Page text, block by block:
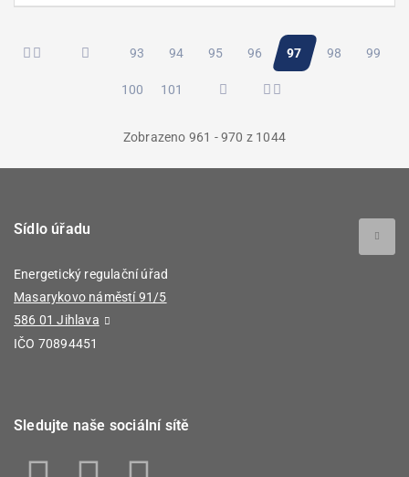
Stránka
93 Stránka
94 Stránka
95 Stránka
96 Aktuální
97 Stránka
98 99
Stránka
100 Stránka
101
Zobrazeno 961 - 970 z 1044
Sídlo úřadu
Energetický regulační úřad
Masarykovo náměstí 91/5
586 01 Jihlava
IČO 70894451
Sledujte naše sociální sítě